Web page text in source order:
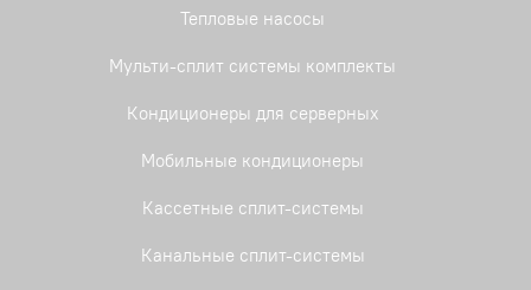
Тепловые насосы
Мульти-сплит системы комплекты
Кондиционеры для серверных
Мобильные кондиционеры
Кассетные сплит-системы
Канальные сплит-системы